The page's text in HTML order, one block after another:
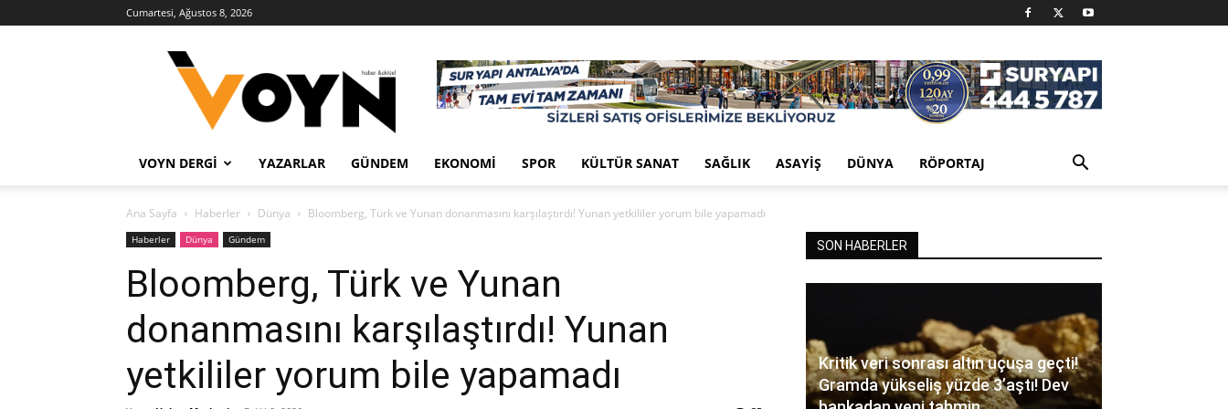
Cumartesi, Ağustos 8, 2026
Haber
VOYN DERGI YAZARLAR GÜNDEM EKONOMI SPOR KÜLTÜR SANAT SAĞLIK ASAYIŞ DÜNYA RÖPORTAJ
Ana Sayfa Haberler Dünya Bloomberg, Türk ve Yunan donanmasını karşılaştırdı! Yunan yetkililer yorum bile yapamadı
Haberler Dünya Gündem
Bloomberg, Türk ve Yunan
donanmasını karşılaştırdı! Yunan
yetkililer yorum bile yapamadı
SON HABERLER
Kritik veri sonrası altın uçuşa geçti!
Gramda yükseliş yüzde 3’aştı! Dev